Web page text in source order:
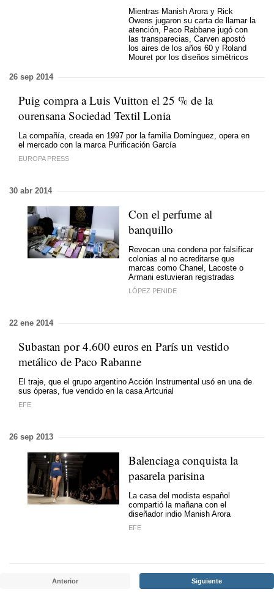
Mientras Manish Arora y Rick
Owens jugaron su carta de llamar la
atención, Paco Rabbane jugó con
las transparecias, Carven apostó
los aires de los años 60 y Roland
Mouret por los diseños simétricos
26 sep 2014
Puig compra a Luis Vuitton el 25 % de la
ourensana Sociedad Textil Lonia
La compañía, creada en 1997 por la familia Domínguez, opera en
el mercado con la marca Purificación García
EUROPA PRESS
30 abr 2014
Con el perfume al
banquillo
Revocan una condena por falsificar
colonias al no acreditarse que
marcas como Chanel, Lacoste o
Armani estuvieran registradas
LÓPEZ PENIDE
22 ene 2014
Subastan por 4.600 euros en París un vestido
metálico de Paco Rabanne
El traje, que el grupo argentino Acción Instrumental usó en una de
sus óperas, fue vendido en la casa Artcurial
EFE
26 sep 2013
Balenciaga conquista la
pasarela parisina
La casa del modista español
compartió la mañana con el
diseñador indio Manish Arora
EFE
Anterior Siguiente